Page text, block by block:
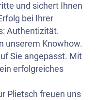
und sichert Ihnen
bei Ihrer
Authentizität.
unserem Knowhow.
Sie angepasst. Mit
erfolgreiches
Plietsch freuen uns